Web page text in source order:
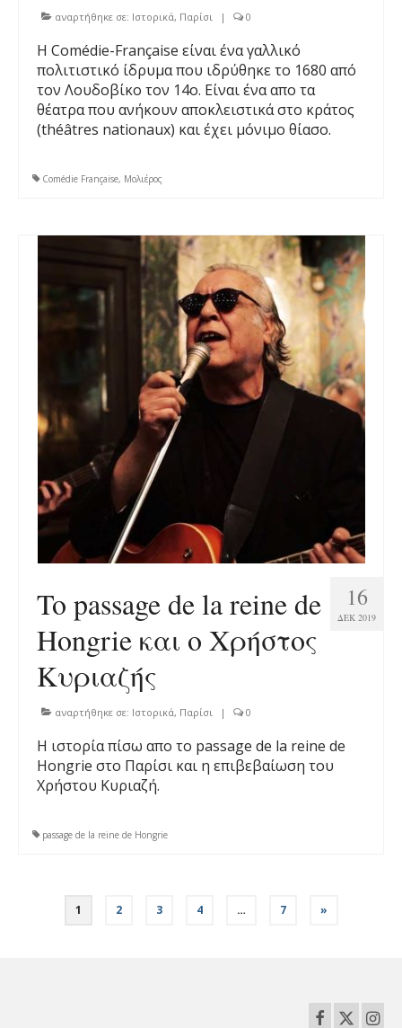
αναρτήθηκε σε: Ιστορικά, Παρίσι | 0
Η Comédie-Française είναι ένα γαλλικό
πολιτιστικό ίδρυμα που ιδρύθηκε το 1680 από
τον Λουδοβίκο τον 14ο. Eίναι ένα απο τα
θέατρα που ανήκουν αποκλειστικά στο κράτος
(théâtres nationaux) και έχει μόνιμο θίασο.
Comédie Française, Μολιέρος
16
ΔΕΚ 2019
To passage de la reine de
Hongrie και ο Χρήστος
Κυριαζής
αναρτήθηκε σε: Ιστορικά, Παρίσι | 0
H ιστορία πίσω απο τo passage de la reine de
Hongrie στο Παρίσι και η επιβεβαίωση του
Χρήστου Κυριαζή.
passage de la reine de Hongrie
Σελιδοποίηση
1 2 3 4 … 7 »